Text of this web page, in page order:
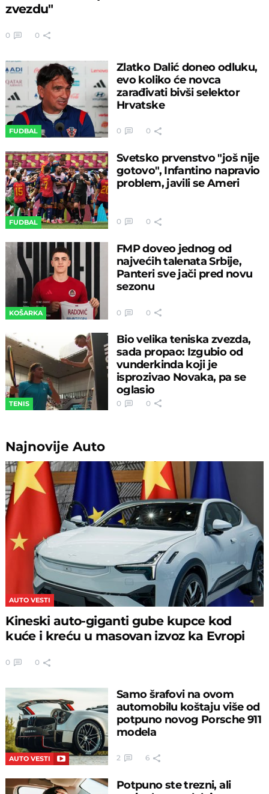
zvezdu"
0 0
FUDBAL
Zlatko Dalić doneo odluku,
evo koliko će novca
zarađivati bivši selektor
Hrvatske
0 0
FUDBAL
Svetsko prvenstvo "još nije
gotovo", Infantino napravio
problem, javili se Ameri
0 0
KOŠARKA
FMP doveo jednog od
najvećih talenata Srbije,
Panteri sve jači pred novu
sezonu
0 0
TENIS
Bio velika teniska zvezda,
sada propao: Izgubio od
vunderkinda koji je
isprozivao Novaka, pa se
oglasio
0 0
NajnovijeAuto
AUTO VESTI
Kineski auto-giganti gube kupce kod
kuće i kreću u masovan izvoz ka Evropi
0 0
AUTO VESTI
Samo šrafovi na ovom
automobilu koštaju više od
potpuno novog Porsche 911
modela
2 6
Potpuno ste trezni, ali